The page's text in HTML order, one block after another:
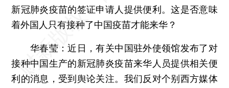
新冠肺炎疫苗的签证申请人提供便利。这是否意味
着外国人只有接种了中国疫苗才能来华？
华春莹：近日，有关中国驻外使领馆发布了对
接种中国生产的新冠肺炎疫苗来华人员提供相关便
利的消息，受到舆论关注。我们反对个别西方媒体